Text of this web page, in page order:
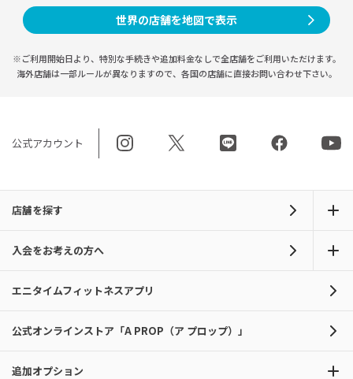
世界の店舗を地図で表示
※ご利用開始日より、特別な手続きや追加料金なしで全店舗をご利用いただけます。
海外店舗は一部ルールが異なりますので、 各国の店舗に直接お問い合わせ下さい。
公式アカウント
店舗を探す
入会をお考えの方へ
エニタイムフィットネスアプリ
公式オンラインストア「A PROP（ア プロップ）」
追加オプション